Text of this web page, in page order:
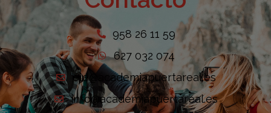
958 26 11 59
627 032 074
ele@academiapuertareal.es
info@academiapuertareal.es